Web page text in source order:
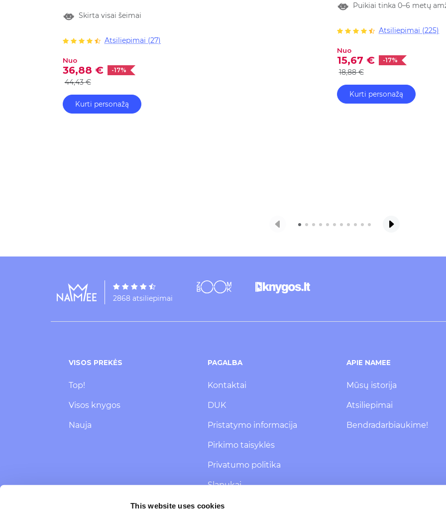
This website uses cookies
iliustruotas asmeninis šeimos viršelis ir geras
Knygą“ dabar!
Skirta visai šeimai
Atsiliepimai (27)
Nuo
36,88 € -17%
44,43 €
Kurti personažą
ir sukurkite veikėjus, kurie
išvaizdą, netgi parašykite
personalizuota knyga
skirtingų šeimos istorijų,
idėjomis svajonių veiklų su
Puikiai tinka 0–6 metų
Atsiliepimai (225)
Nuo
15,67 € -17%
18,88 €
Kurti personažą
2868 atsiliepimai
VISOS PREKĖS
Top!
Visos knygos
Nauja
PAGALBA
Kontaktai
DUK
Pristatymo informacija
Pirkimo taisyklės
Privatumo politika
Slapukai
SMS pranešimų
APIE NAMEE
Mūsų istorija
Atsiliepimai
Bendradarbiaukime!